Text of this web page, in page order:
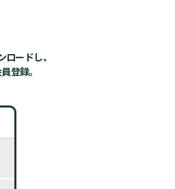
ードし、
登録。